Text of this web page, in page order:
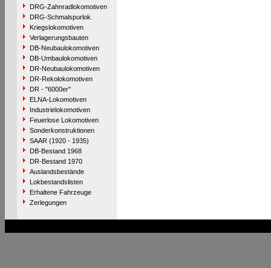
DRG-Zahnradlokomotiven
DRG-Schmalspurlok.
Kriegslokomotiven
Verlagerungsbauten
DB-Neubaulokomotiven
DB-Umbaulokomotiven
DR-Neubaulokomotiven
DR-Rekolokomotiven
DR - "6000er"
ELNA-Lokomotiven
Industrielokomotiven
Feuerlose Lokomotiven
Sonderkonstruktionen
SAAR (1920 - 1935)
DB-Bestand 1968
DR-Bestand 1970
Auslandsbestände
Lokbestandslisten
Erhaltene Fahrzeuge
Zerlegungen